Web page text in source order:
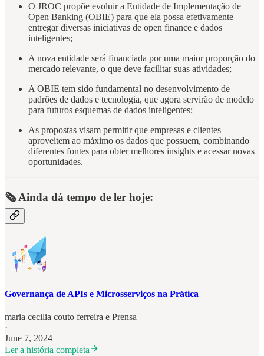
O JROC propõe evoluir a Entidade de Implementação de
Open Banking (OBIE) para que ela possa efetivamente
entregar diversas iniciativas de open finance e dados
inteligentes;
A nova entidade será financiada por uma maior proporção do
mercado relevante, o que deve facilitar suas atividades;
A OBIE tem sido fundamental no desenvolvimento de
padrões de dados e tecnologia, que agora servirão de modelo
para futuros esquemas de dados inteligentes;
As propostas visam permitir que empresas e clientes
aproveitem ao máximo os dados que possuem, combinando
diferentes fontes para obter melhores insights e acessar novas
oportunidades.
🗞️ Ainda dá tempo de ler hoje:
Governança de APIs e Microsserviços na Prática
maria cecilia couto ferreira e Prensa
·
June 7, 2024
Ler a história completa